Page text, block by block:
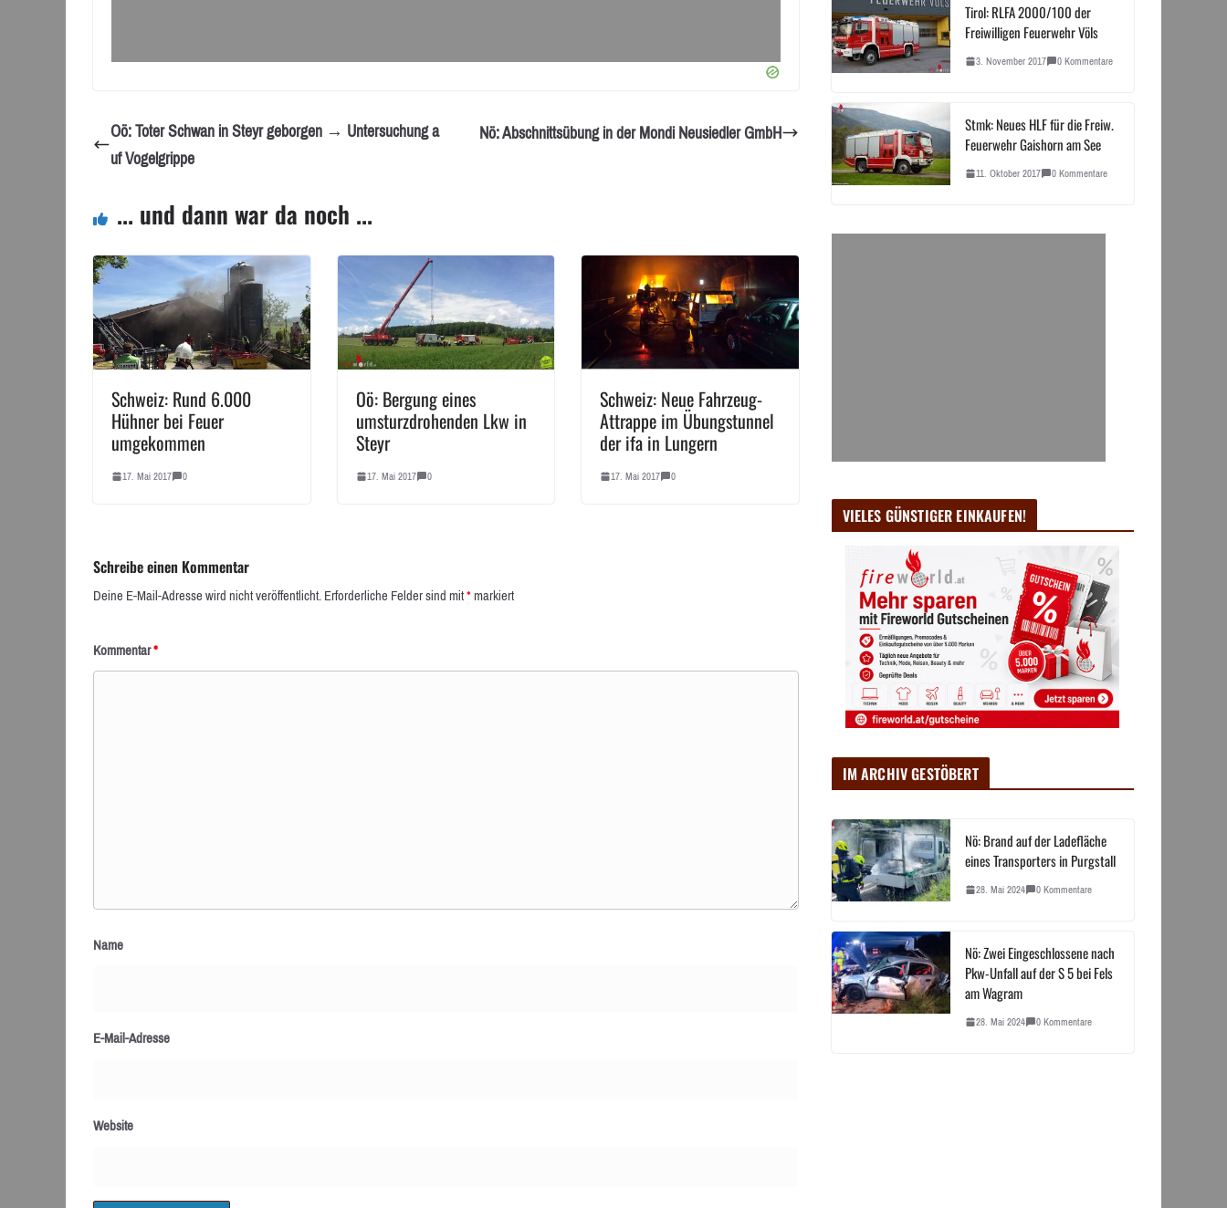
Oö: Toter Schwan in Steyr geborgen → Untersuchung a
uf Vogelgrippe
Nö: Abschnittsübung in der Mondi Neusiedler GmbH
... und dann war da noch ...
Schweiz: Rund 6.000
Hühner bei Feuer
umgekommen
17. Mai 2017 0
Oö: Bergung eines
umsturzdrohenden Lkw in
Steyr
17. Mai 2017 0
Schweiz: Neue Fahrzeug-
Attrappe im Übungstunnel
der ifa in Lungern
17. Mai 2017 0
Schreibe einen Kommentar
Deine E-Mail-Adresse wird nicht veröffentlicht.Erforderliche Felder sind mit*markiert
Kommentar*
Name
E-Mail-Adresse
Website
Tirol: RLFA 2000/100 der
Freiwilligen Feuerwehr Völs
3. November 2017 0 Kommentare
Stmk: Neues HLF für die Freiw.
Feuerwehr Gaishorn am See
11. Oktober 2017 0 Kommentare
VIELES GÜNSTIGER EINKAUFEN!
IM ARCHIV GESTÖBERT
Nö: Brand auf der Ladefläche
eines Transporters in Purgstall
28. Mai 2024 0 Kommentare
Nö: Zwei Eingeschlossene nach
Pkw-Unfall auf der S 5 bei Fels
am Wagram
28. Mai 2024 0 Kommentare